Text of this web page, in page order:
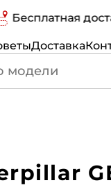
Доставка